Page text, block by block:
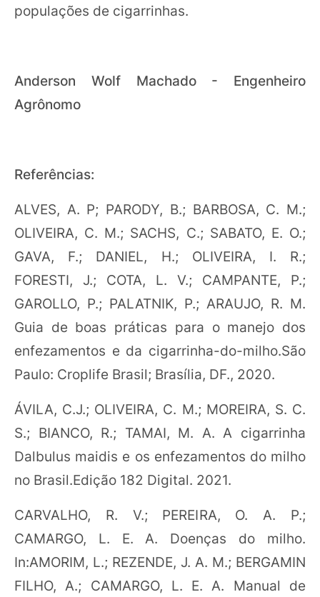
populações de cigarrinhas.
Anderson Wolf Machado - Engenheiro
Agrônomo
Referências:
ALVES, A. P; PARODY, B.; BARBOSA, C. M.;
OLIVEIRA, C. M.; SACHS, C.; SABATO, E. O.;
GAVA, F.; DANIEL, H.; OLIVEIRA, I. R.;
FORESTI, J.; COTA, L. V.; CAMPANTE, P.;
GAROLLO, P.; PALATNIK, P.; ARAUJO, R. M.
Guia de boas práticas para o manejo dos
enfezamentos e da cigarrinha-do-milho.São
Paulo: Croplife Brasil; Brasília, DF., 2020.
ÁVILA, C.J.; OLIVEIRA, C. M.; MOREIRA, S. C.
S.; BIANCO, R.; TAMAI, M. A. A cigarrinha
Dalbulus maidis e os enfezamentos do milho
no Brasil.Edição 182 Digital. 2021.
CARVALHO, R. V.; PEREIRA, O. A. P.;
CAMARGO, L. E. A. Doenças do milho.
In:AMORIM, L.; REZENDE, J. A. M.; BERGAMIN
FILHO, A.; CAMARGO, L. E. A. Manual de